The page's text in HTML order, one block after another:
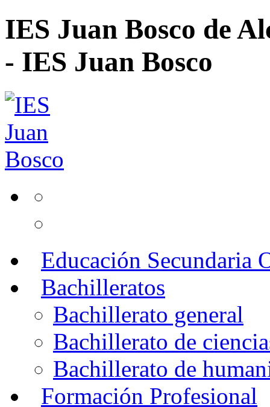
IES Juan Bosco de
- IES Juan Bosco
Educación Secundaria
Bachilleratos
Bachillerato general
Bachillerato de
Bachillerato de
Formación Profesional